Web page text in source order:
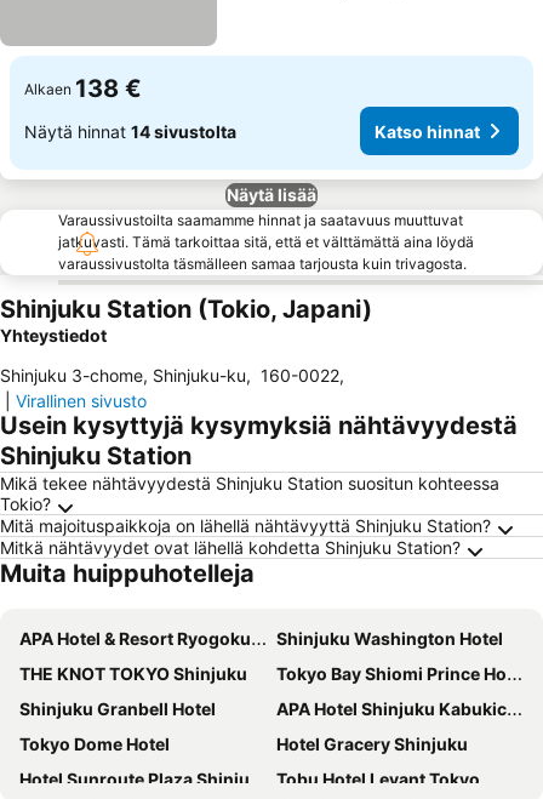
Alkaen 138 €
Näytä hinnat 14 sivustolta Katso hinnat
Näytä lisää
Varaussivustoilta saamamme hinnat ja saatavuus muuttuvat
jatkuvasti. Tämä tarkoittaa sitä, että et välttämättä aina löydä
varaussivustolta täsmälleen samaa tarjousta kuin trivagosta.
Shinjuku Station (Tokio, Japani)
Yhteystiedot
Shinjuku 3-chome, Shinjuku-ku, 160-0022,
Virallinen sivusto
Usein kysyttyjä kysymyksiä nähtävyydestä
Shinjuku Station
Mikä tekee nähtävyydestä Shinjuku Station suositun kohteessa
Tokio?
Mitä majoituspaikkoja on lähellä nähtävyyttä Shinjuku Station?
Mitkä nähtävyydet ovat lähellä kohdetta Shinjuku Station?
Muita huippuhotelleja
APA Hotel & Resort Ryogoku Ekimae Tower
Shinjuku Washington Hotel
THE KNOT TOKYO Shinjuku
Tokyo Bay Shiomi Prince Hotel
Shinjuku Granbell Hotel
APA Hotel Shinjuku Kabukicho Tower
Tokyo Dome Hotel
Hotel Gracery Shinjuku
Hotel Sunroute Plaza Shinjuku
Tobu Hotel Levant Tokyo